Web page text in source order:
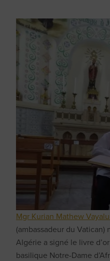
Mgr Kurian Mathew
(ambassadeur du
Algérie a signé le livre
basilique Notre-Dame